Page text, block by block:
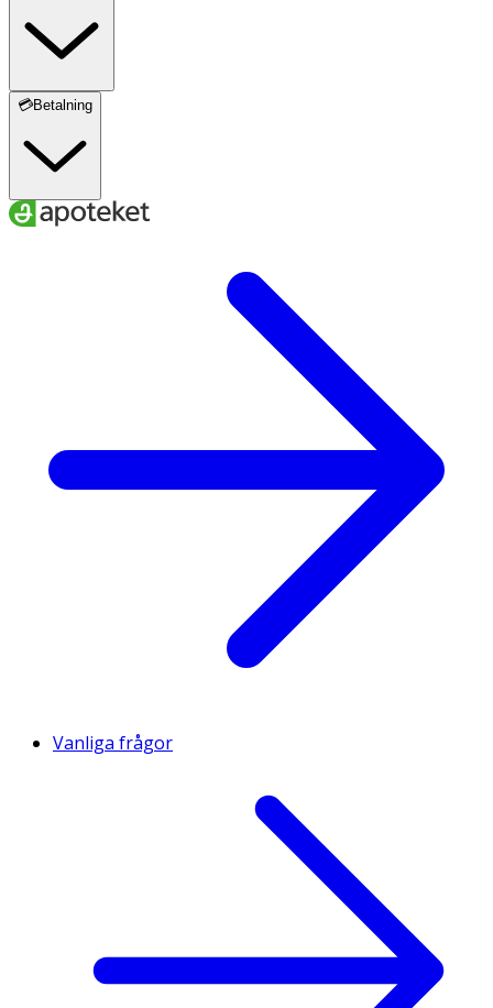
💳Betalning
Vanliga frågor